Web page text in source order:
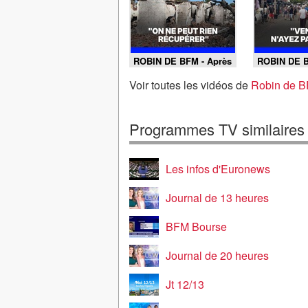
ROBIN DE BFM - Après
le feu de Biscarrosse,
ils découvrent leur
maison détruite par les
ROBIN DE
l'incendie
Voir toutes les vidéos de Robin de
Programmes TV similaires
Les infos d'Euronews
Journal de 13 heures
BFM Bourse
Journal de 20 heures
Jt 12/13